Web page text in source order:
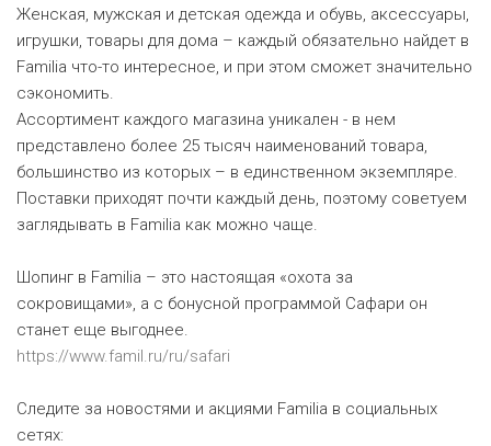
Женская, мужская и детская одежда и обувь, аксессуары,
игрушки, товары для дома – каждый обязательно найдет в
Familia что-то интересное, и при этом сможет значительно
сэкономить.
Ассортимент каждого магазина уникален - в нем
представлено более 25 тысяч наименований товара,
большинство из которых – в единственном экземпляре.
Поставки приходят почти каждый день, поэтому советуем
заглядывать в Familia как можно чаще.
Шопинг в Familia – это настоящая «охота за
сокровищами», а с бонусной программой Сафари он
станет еще выгоднее.
https://www.famil.ru/ru/safari
Следите за новостями и акциями Familia в социальных
сетях: